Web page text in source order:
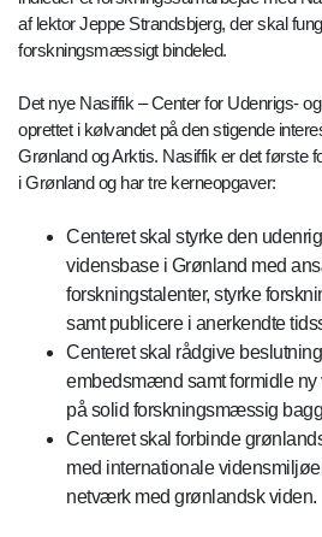
af lektor Jeppe Strandsbjerg, der skal
forskningsmæssigt bindeled.
Det nye Nasiffik – Center for Udenrigs-
oprettet i kølvandet på den stigende
Grønland og Arktis. Nasiffik er det første
i Grønland og har tre kerneopgaver:
Centeret skal styrke den
vidensbase i Grønland med
forskningstalenter, styrke
samt publicere i anerkendte
Centeret skal rådgive
embedsmænd samt formidle ny
på solid forskningsmæssig
Centeret skal forbinde
med internationale
netværk med grønlandsk viden.